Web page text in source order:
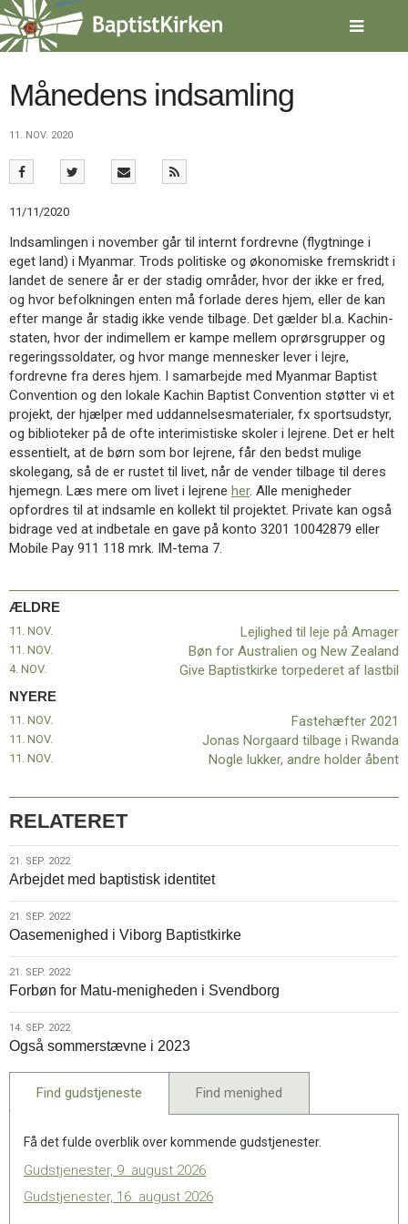
Spring
menu
over
gå
tilbage
forsiden
2.0:
Nyheder
3.0:
Kalender
4.0:
Inspiration
5.0:
Værktøjskassen
6.0:
Mission
7.0:
Om
BaptistKirken
8.0:
Kontakt
9.0:
Forside
10.0:
Nyheder
11.0:
Kalender
12.0:
Inspiration
13.0:
Værktøjskassen
14.0:
Mission
15.0:
Om
BaptistKirken
16.0:
Kontakt
Fastehæfter
indlæg:
Lejlighed
leje
på
Amager
Månedens indsamling
11. NOV. 2020
11/11/2020
Indsamlingen i november går til internt fordrevne (flygtninge i
eget land) i Myanmar. Trods politiske og økonomiske fremskridt i
landet de senere år er der stadig områder, hvor der ikke er fred,
og hvor befolkningen enten må forlade deres hjem, eller de kan
efter mange år stadig ikke vende tilbage. Det gælder bl.a. Kachin-
staten, hvor der indimellem er kampe mellem oprørsgrupper og
regeringssoldater, og hvor mange mennesker lever i lejre,
fordrevne fra deres hjem. I samarbejde med Myanmar Baptist
Convention og den lokale Kachin Baptist Convention støtter vi et
projekt, der hjælper med uddannelsesmaterialer, fx sportsudstyr,
og biblioteker på de ofte interimistiske skoler i lejrene. Det er helt
essentielt, at de børn som bor lejrene, får den bedst mulige
skolegang, så de er rustet til livet, når de vender tilbage til deres
hjemegn. Læs mere om livet i lejrene her. Alle menigheder
opfordres til at indsamle en kollekt til projektet. Private kan også
bidrage ved at indbetale en gave på konto 3201 10042879 eller
Mobile Pay 911 118 mrk. IM-tema 7.
ÆLDRE
11. NOV. Lejlighed til leje på Amager
11. NOV. Bøn for Australien og New Zealand
4. NOV. Give Baptistkirke torpederet af lastbil
NYERE
Fastehæfter 2021
11. NOV.
Jonas Norgaard tilbage i Rwanda
11. NOV.
Nogle lukker, andre holder åbent
11. NOV.
RELATERET
21.
sep.
2022
21. SEP. 2022
Arbejdet med baptistisk identitet
21.
sep.
2022
21. SEP. 2022
Oasemenighed i Viborg Baptistkirke
21.
sep.
2022
21. SEP. 2022
Forbøn for Matu-menigheden i Svendborg
14.
sep.
2022
14. SEP. 2022
Også sommerstævne i 2023
Find gudstjeneste Find menighed
Få det fulde overblik over kommende gudstjenester.
Gudstjenester, 9. august 2026
Gudstjenester, 16. august 2026